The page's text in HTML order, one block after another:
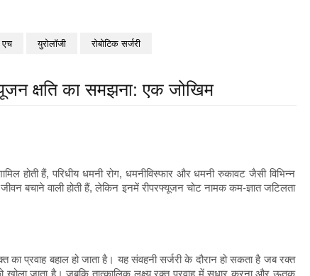
एच युरोलॉजी रोबोटिक सर्जरी
क्षति का समझना: एक जोखिम
होती हैं, परिधीय धमनी रोग, धमनीविस्फार और धमनी रुकावट जैसी विभिन्न
बचाने वाली होती हैं, लेकिन इनमें रीपरफ्यूजन चोट नामक कम-ज्ञात जटिलता
प्रवाह बहाल हो जाता है। यह संवहनी सर्जरी के दौरान हो सकता है जब रक्त